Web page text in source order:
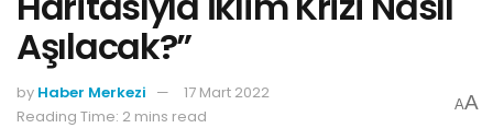
Aşılacak?”
by Haber Merkezi
17 Mart 2022
Reading Time: 2 mins read
AA